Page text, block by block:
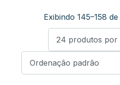
Exibindo 145–158